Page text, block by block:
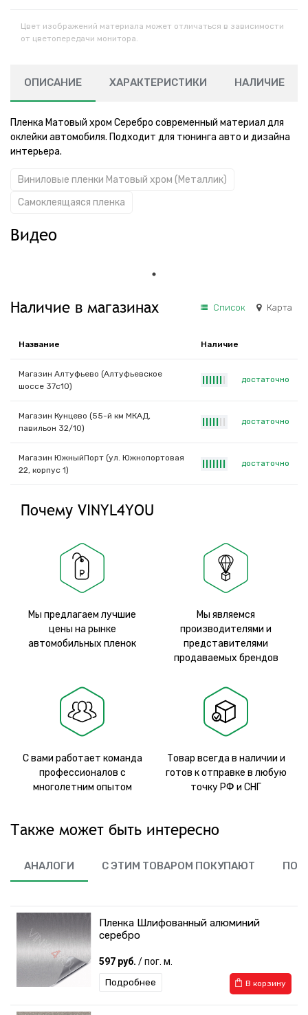
Цвет изображений материала может отличаться в зависимости
от цветопередачи монитора.
ОПИСАНИЕ ХАРАКТЕРИСТИКИ НАЛИЧИЕ
Пленка Матовый хром Серебро современный материал для
оклейки автомобиля. Подходит для тюнинга авто и дизайна
интерьера.
Виниловые пленки Матовый хром (Металлик)
Самоклеящаяся пленка
Видео
Наличие в магазинах Список Карта
Название Наличие
Магазин Алтуфьево (Алтуфьевское
шоссе 37с10)
достаточно
Магазин Кунцево (55-й км МКАД,
павильон 32/10)
достаточно
Магазин ЮжныйПорт (ул. Южнопортовая
22, корпус 1)
достаточно
Почему VINYL4YOU
Мы предлагаем лучшие
цены на рынке
автомобильных пленок
Мы являемся
производителями и
представителями
продаваемых брендов
С вами работает команда
профессионалов с
многолетним опытом
Товар всегда в наличии и
готов к отправке в любую
точку РФ и СНГ
Также может быть интересно
АНАЛОГИ С ЭТИМ ТОВАРОМ ПОКУПАЮТ
Пленка Шлифованный алюминий
серебро
597 руб. / пог. м.
В корзину
Подробнее